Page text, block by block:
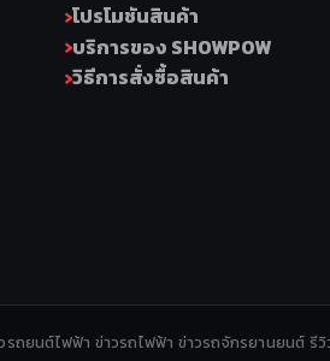
โปรโมชันสินค้า
บริการของ SHOWPOW
วิธีการสั่งซื้อสินค้า
รถยนต์ไฟฟ้า ข่าวรถไฟฟ้า ข่าวรถจักรยานยนต์ รี